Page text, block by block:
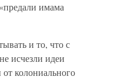
имама
и то, что с
исчезли идеи
колониального